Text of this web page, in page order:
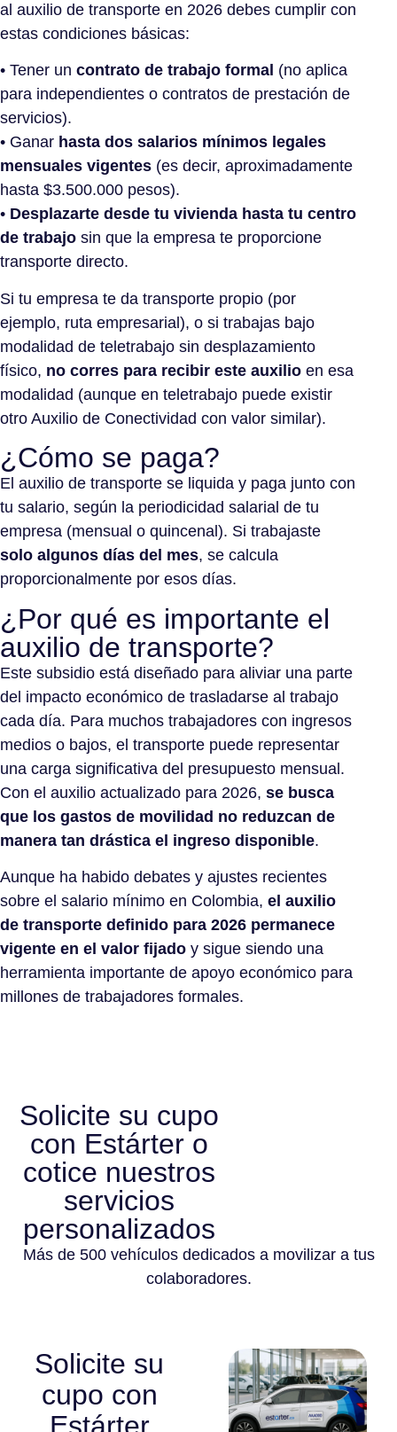
al auxilio de transporte en 2026 debes cumplir con
estas condiciones básicas:
• Tener un contrato de trabajo formal (no aplica
para independientes o contratos de prestación de
servicios).
• Ganar hasta dos salarios mínimos legales
mensuales vigentes (es decir, aproximadamente
hasta $3.500.000 pesos).
• Desplazarte desde tu vivienda hasta tu centro
de trabajo sin que la empresa te proporcione
transporte directo.
Si tu empresa te da transporte propio (por
ejemplo, ruta empresarial), o si trabajas bajo
modalidad de teletrabajo sin desplazamiento
físico, no corres para recibir este auxilio en esa
modalidad (aunque en teletrabajo puede existir
otro Auxilio de Conectividad con valor similar).
¿Cómo se paga?
El auxilio de transporte se liquida y paga junto con
tu salario, según la periodicidad salarial de tu
empresa (mensual o quincenal). Si trabajaste
solo algunos días del mes, se calcula
proporcionalmente por esos días.
¿Por qué es importante el
auxilio de transporte?
Este subsidio está diseñado para aliviar una parte
del impacto económico de trasladarse al trabajo
cada día. Para muchos trabajadores con ingresos
medios o bajos, el transporte puede representar
una carga significativa del presupuesto mensual.
Con el auxilio actualizado para 2026, se busca
que los gastos de movilidad no reduzcan de
manera tan drástica el ingreso disponible.
Aunque ha habido debates y ajustes recientes
sobre el salario mínimo en Colombia, el auxilio
de transporte definido para 2026 permanece
vigente en el valor fijado y sigue siendo una
herramienta importante de apoyo económico para
millones de trabajadores formales.
Solicite su cupo
con Estárter o
cotice nuestros
servicios
personalizados
Más de 500 vehículos dedicados a movilizar a tus
colaboradores.
Solicite su
cupo con
Estárter